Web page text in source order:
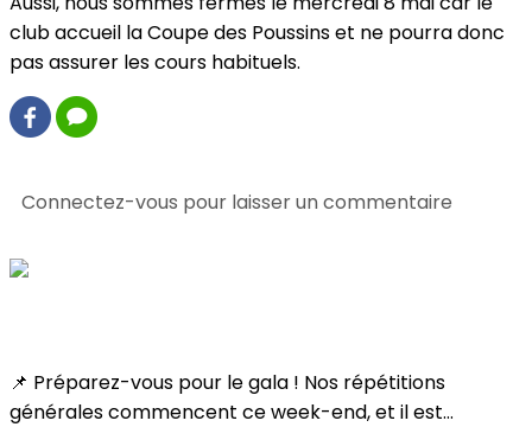
club accueil la Coupe des Poussins et ne pourra donc
pas assurer les cours habituels.
Connectez-vous pour laisser un commentaire
📌 Préparez-vous pour le gala ! Nos répétitions
générales commencent ce week-end, et il est...